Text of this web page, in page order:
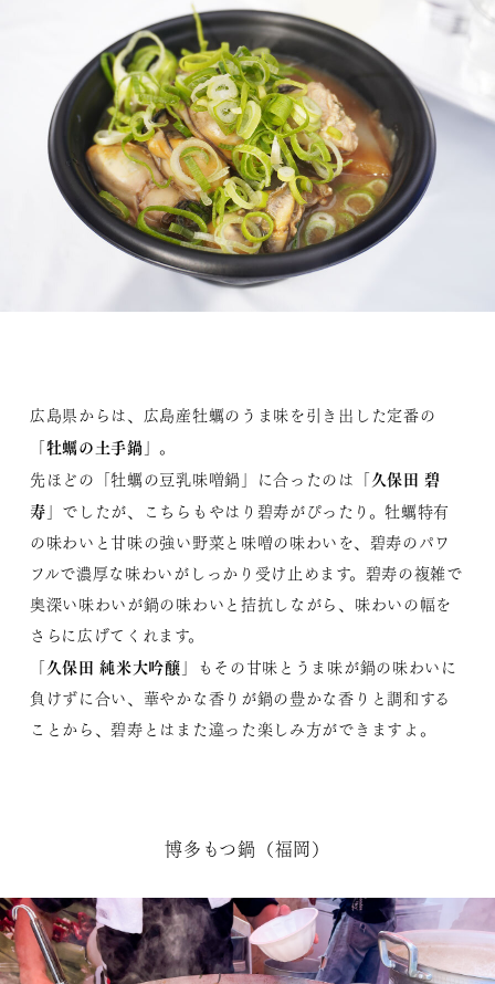
広島県からは、広島産牡蠣のうま味を引き出した定番の
「牡蠣の土手鍋 」。
先ほどの「牡蠣の豆乳味噌鍋」に合ったのは「久保田 碧
寿 」でしたが、こちらもやはり碧寿がぴったり。牡蠣特有
の味わいと甘味の強い野菜と味噌の味わいを、碧寿のパワ
フルで濃厚な味わいがしっかり受け止めます。碧寿の複雑で
奥深い味わいが鍋の味わいと拮抗しながら、味わいの幅を
さらに広げてくれます。
「久保田 純米大吟醸 」もその甘味とうま味が鍋の味わいに
負けずに合い、華やかな香りが鍋の豊かな香りと調和する
ことから、碧寿とはまた違った楽しみ方ができますよ。
博多もつ鍋（福岡）